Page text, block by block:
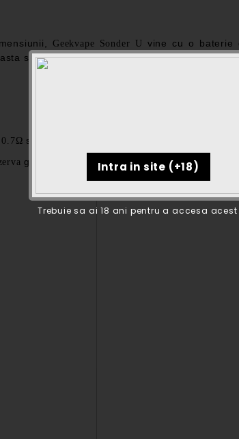
Trebuie sa ai 18 ani pentru a accesa acest
Geekvape Sonder U vine cu o baterie
se incarca prin mufaUSB Type-Cde la0%
0.7Ω si
gasiti 0.7Ohm siaici 1.1ohm .